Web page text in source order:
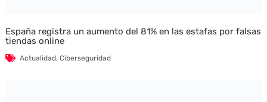
España registra un aumento del 81% en las estafas por falsas
tiendas online
Actualidad, Ciberseguridad